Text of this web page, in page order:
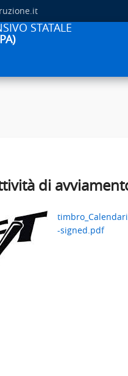
STATALE
di
-signed.pdf